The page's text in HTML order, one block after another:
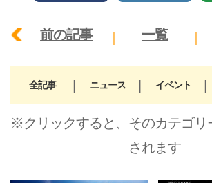
前の記事 一覧
全記事 ニュース イベント
※クリックすると、そのカテゴリ
されます